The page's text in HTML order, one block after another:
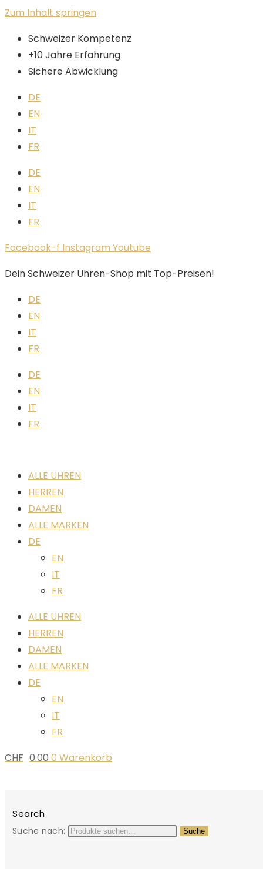
Zum Inhalt springen
Schweizer Kompetenz
+10 Jahre Erfahrung
Sichere Abwicklung
DE
EN
IT
FR
DE
EN
IT
FR
Facebook-f Instagram Youtube
Dein Schweizer Uhren-Shop mit Top-Preisen!
DE
EN
IT
FR
DE
EN
IT
FR
ALLE UHREN
HERREN
DAMEN
ALLE MARKEN
DE
EN
IT
FR
ALLE UHREN
HERREN
DAMEN
ALLE MARKEN
DE
EN
IT
FR
CHF 0.00 0 Warenkorb
Search
Suche nach: Suche